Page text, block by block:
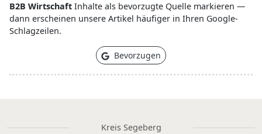
B2B Wirtschaft Inhalte als bevorzugte Quelle markieren —
dann erscheinen unsere Artikel häufiger in Ihren Google-
Schlagzeilen.
Bevorzugen
Kreis Segeberg